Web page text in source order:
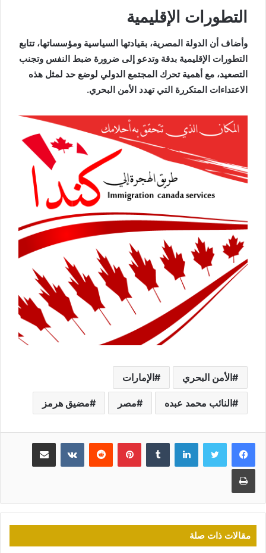
التطورات الإقليمية
وأضاف أن الدولة المصرية، بقيادتها السياسية ومؤسساتها، تتابع
التطورات الإقليمية بدقة وتدعو إلى ضرورة ضبط النفس وتجنب
التصعيد، مع أهمية تحرك المجتمع الدولي لوضع حد لمثل هذه
الاعتداءات المتكررة التي تهدد الأمن البحري.
الأمن البحري الإمارات
النائب محمد عبده مصر مضيق هرمز
لينكدإن بينتيريست مشاركة عبر البريد
طباعة
مقالات ذات صلة